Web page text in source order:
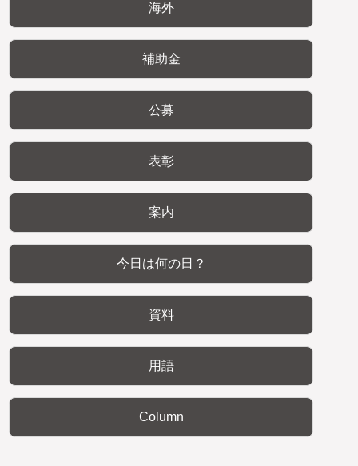
海外
補助金
公募
表彰
案内
今日は何の日？
資料
用語
Column